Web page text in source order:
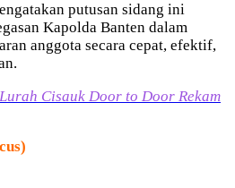
putusan sidang ini
Kapolda Banten dalam
anggota secara cepat, efektif,
Cisauk Door to Door Rekam